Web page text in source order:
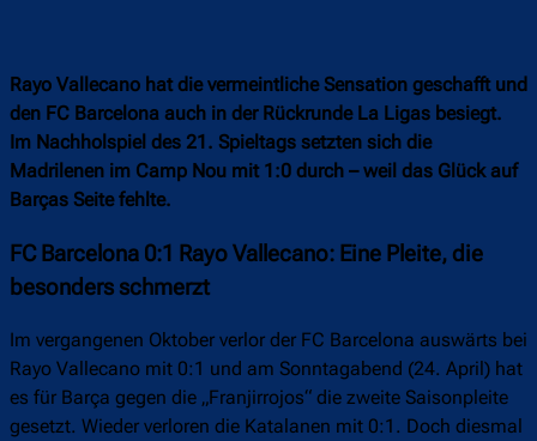
Rayo Vallecano hat die vermeintliche Sensation geschafft und
den FC Barcelona auch in der Rückrunde La Ligas besiegt.
Im Nachholspiel des 21. Spieltags setzten sich die
Madrilenen im Camp Nou mit 1:0 durch – weil das Glück auf
Barças Seite fehlte.
FC Barcelona 0:1 Rayo Vallecano: Eine Pleite, die
besonders schmerzt
Im vergangenen Oktober verlor der FC Barcelona auswärts bei
Rayo Vallecano mit 0:1 und am Sonntagabend (24. April) hat
es für Barça gegen die „Franjirrojos“ die zweite Saisonpleite
gesetzt. Wieder verloren die Katalanen mit 0:1. Doch diesmal